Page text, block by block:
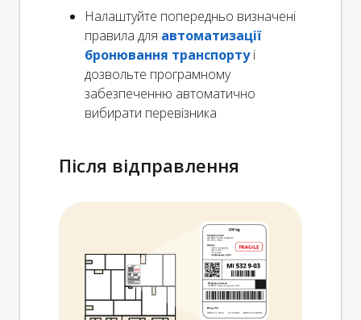
Налаштуйте попередньо визначені
правила для автоматизації
бронювання транспортуі
дозвольте програмному
забезпеченню автоматично
вибирати перевізника
Після відправлення